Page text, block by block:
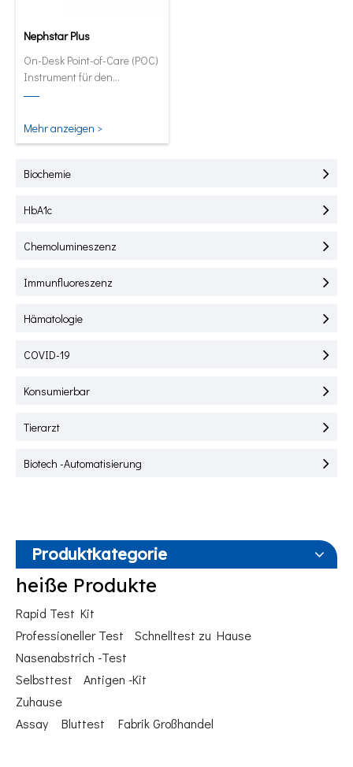
Nephstar Plus
On-Desk Point-of-Care (POC)
Instrument für den
Schnelltest von HbA1C, CRP,
Mehr anzeigen >
Biochemie
HbA1c
Chemolumineszenz
Immunfluoreszenz
Hämatologie
COVID-19
Konsumierbar
Tierarzt
Biotech -Automatisierung
Produktkategorie
heiße Produkte
Rapid Test Kit
Professioneller Test
Schnelltest zu Hause
Nasenabstrich -Test
Selbsttest
Antigen -Kit
Zuhause
Assay
Bluttest Fabrik Großhandel